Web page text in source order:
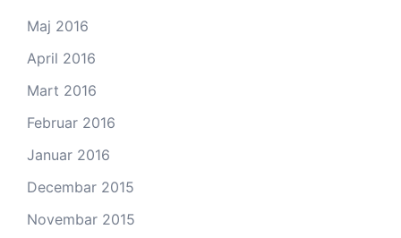
Maj 2016
April 2016
Mart 2016
Februar 2016
Januar 2016
Decembar 2015
Novembar 2015